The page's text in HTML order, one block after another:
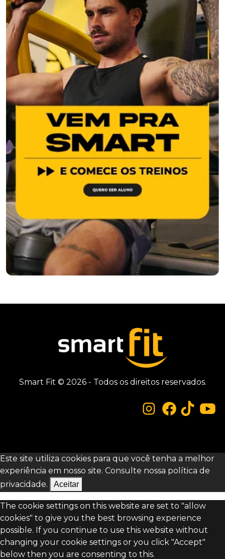
Smart Fit © 2026 - Todos os direitos reservados.
Este site utiliza cookies para que você tenha a melhor
experiência em nosso site. Consulte nossa política de
privacidade.
Aceitar
The cookie settings on this website are set to "allow
cookies" to give you the best browsing experience
possible. If you continue to use this website without
changing your cookie settings or you click "Accept"
below then you are consenting to this.